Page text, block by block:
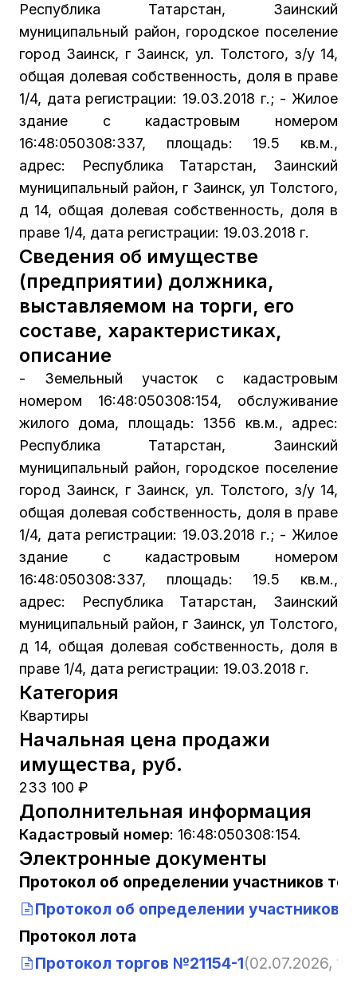
Республика Татарстан, Заинский
муниципальный район, городское поселение
город Заинск, г Заинск, ул. Толстого, з/у 14,
общая долевая собственность, доля в праве
1/4, дата регистрации: 19.03.2018 г.; - Жилое
здание с кадастровым номером
16:48:050308:337, площадь: 19.5 кв.м.,
адрес: Республика Татарстан, Заинский
муниципальный район, г Заинск, ул Толстого,
д 14, общая долевая собственность, доля в
праве 1/4, дата регистрации: 19.03.2018 г.
Сведения об имуществе
(предприятии) должника,
выставляемом на торги, его
составе, характеристиках,
описание
- Земельный участок с кадастровым
номером 16:48:050308:154, обслуживание
жилого дома, площадь: 1356 кв.м., адрес:
Республика Татарстан, Заинский
муниципальный район, городское поселение
город Заинск, г Заинск, ул. Толстого, з/у 14,
общая долевая собственность, доля в праве
1/4, дата регистрации: 19.03.2018 г.; - Жилое
здание с кадастровым номером
16:48:050308:337, площадь: 19.5 кв.м.,
адрес: Республика Татарстан, Заинский
муниципальный район, г Заинск, ул Толстого,
д 14, общая долевая собственность, доля в
праве 1/4, дата регистрации: 19.03.2018 г.
Категория
Квартиры
Начальная цена продажи
имущества, руб.
233 100 ₽
Дополнительная информация
Кадастровый номер: 16:48:050308:154.
Электронные документы
Протокол об определении участников
Протокол об определении участников
Протокол лота
Протокол торгов №21154-1(02.07.2026,